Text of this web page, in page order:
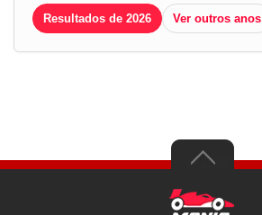
Resultados de 2026 Ver outros anos